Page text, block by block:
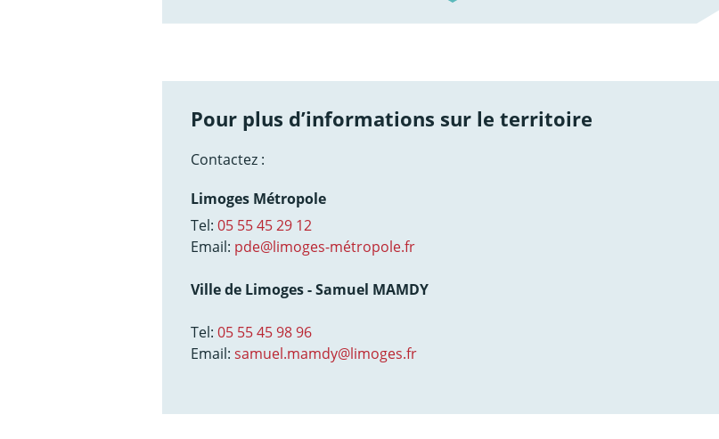
Pour plus d’informations sur le territoire
Contactez :
Limoges Métropole
Tel: 05 55 45 29 12
Email: pde@limoges-métropole.fr
Ville de Limoges - Samuel MAMDY
Tel: 05 55 45 98 96
Email: samuel.mamdy@limoges.fr